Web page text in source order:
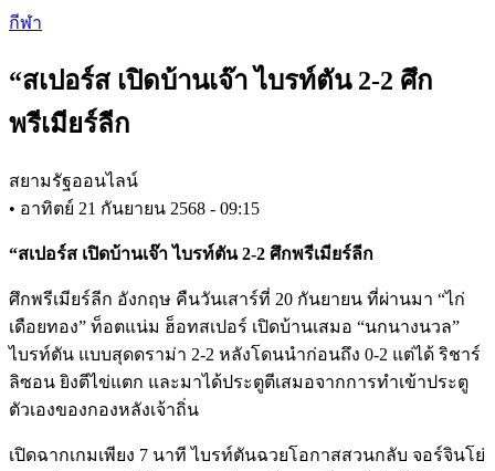
Skip
content
กีฬา
“สเปอร์ส เปิดบ้านเจ๊า ไบรท์ตัน 2-2 ศึก
พรีเมียร์ลีก
สยามรัฐออนไลน์
• อาทิตย์ 21 กันยายน 2568 - 09:15
“สเปอร์ส เปิดบ้านเจ๊า ไบรท์ตัน 2-2 ศึกพรีเมียร์ลีก
ศึกพรีเมียร์ลีก อังกฤษ คืนวันเสาร์ที่ 20 กันยายน ที่ผ่านมา “ไก่
เดือยทอง” ท็อตแน่ม ฮ็อทสเปอร์ เปิดบ้านเสมอ “นกนางนวล”
ไบรท์ตัน แบบสุดดราม่า 2-2 หลังโดนนำก่อนถึง 0-2 แต่ได้ ริชาร์
ลิซอน ยิงตีไข่แตก และมาได้ประตูตีเสมอจากการทำเข้าประตู
ตัวเองของกองหลังเจ้าถิ่น
เปิดฉากเกมเพียง 7 นาที ไบรท์ตันฉวยโอกาสสวนกลับ จอร์จินโย่